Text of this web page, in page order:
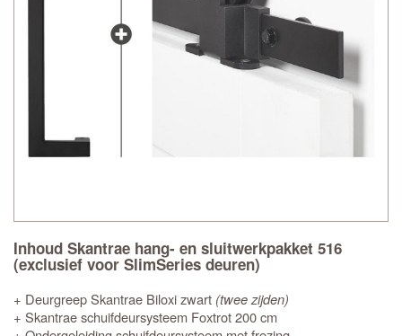
Inhoud Skantrae hang- en sluitwerkpakket 516
(exclusief voor SlimSeries deuren)
+ Deurgreep Skantrae Biloxi zwart (twee zijden)
+ Skantrae schuifdeursysteem Foxtrot 200 cm